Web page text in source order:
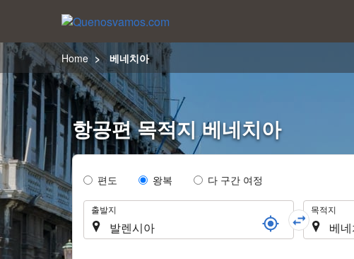
Home 베네치아
항공편 목적지 베네치아
Tipo
Trayecto
편도 왕복
다 구간 여정
여출발지 목적지